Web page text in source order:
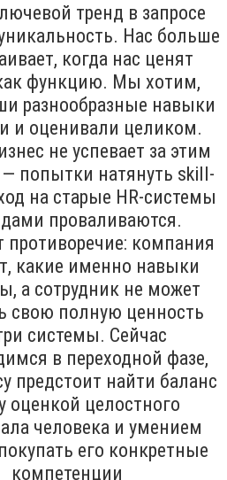
тренд в запросе
Нас больше
когда нас ценят
функцию. Мы хотим,
разнообразные навыки
и оценивали целиком.
не успевает за этим
попытки натянуть skill-
на старые HR-системы
проваливаются.
противоречие: компания
какие именно навыки
а сотрудник не может
свою полную ценность
системы. Сейчас
в переходной фазе,
предстоит найти баланс
оценкой целостного
человека и умением
его конкретные
компетенции